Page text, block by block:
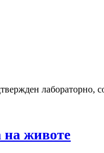
на животе